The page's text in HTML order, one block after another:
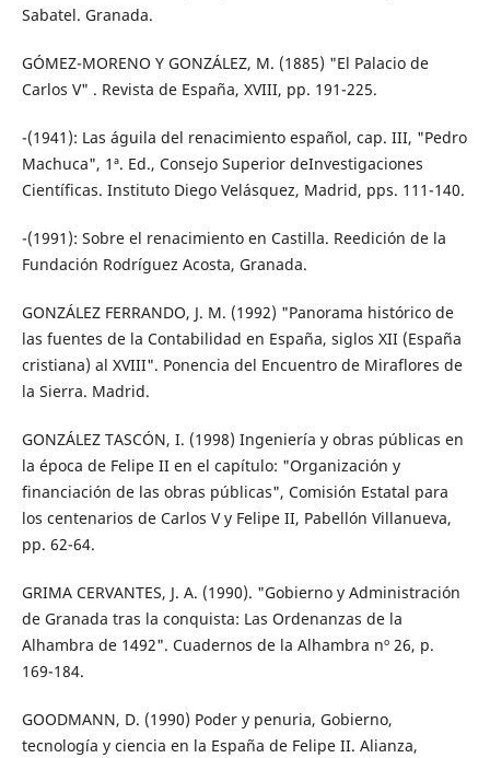
Sabatel. Granada.
GÓMEZ-MORENO Y GONZÁLEZ, M. (1885) "El Palacio de
Carlos V" . Revista de España, XVIII, pp. 191-225.
-(1941): Las águila del renacimiento español, cap. III, "Pedro
Machuca", 1ª. Ed., Consejo Superior deInvestigaciones
Científicas. Instituto Diego Velásquez, Madrid, pps. 111-140.
-(1991): Sobre el renacimiento en Castilla. Reedición de la
Fundación Rodríguez Acosta, Granada.
GONZÁLEZ FERRANDO, J. M. (1992) "Panorama histórico de
las fuentes de la Contabilidad en España, siglos XII (España
cristiana) al XVIII". Ponencia del Encuentro de Miraflores de
la Sierra. Madrid.
GONZÁLEZ TASCÓN, I. (1998) Ingeniería y obras públicas en
la época de Felipe II en el capítulo: "Organización y
financiación de las obras públicas", Comisión Estatal para
los centenarios de Carlos V y Felipe II, Pabellón Villanueva,
pp. 62-64.
GRIMA CERVANTES, J. A. (1990). "Gobierno y Administración
de Granada tras la conquista: Las Ordenanzas de la
Alhambra de 1492". Cuadernos de la Alhambra nº 26, p.
169-184.
GOODMANN, D. (1990) Poder y penuria, Gobierno,
tecnología y ciencia en la España de Felipe II. Alianza,